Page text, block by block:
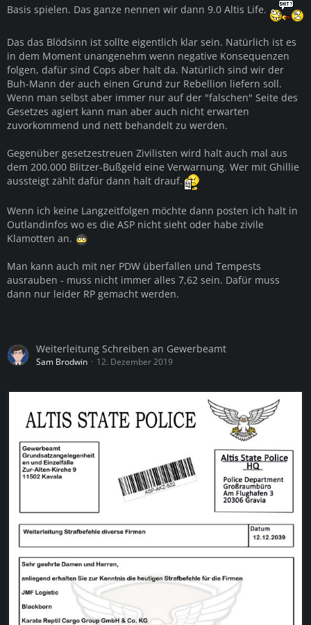
Basis spielen. Das ganze nennen wir dann 9.0 Altis Life.
Das das Blödsinn ist sollte eigentlich klar sein. Natürlich ist es
in dem Moment unangenehm wenn negative Konsequenzen
folgen, dafür sind Cops aber halt da. Natürlich sind wir der
Buh-Mann der auch einen Grund zur Rebellion liefern soll.
Wenn man selbst aber immer nur auf der "falschen" Seite des
Gesetzes agiert kann man aber auch nicht erwarten
zuvorkommend und nett behandelt zu werden.
Gegenüber gesetzestreuen Zivilisten wird halt auch mal aus
dem 200.000 Blitzer-Bußgeld eine Verwarnung. Wer mit Ghillie
aussteigt zählt dafür dann halt drauf.
Wenn ich keine Langzeitfolgen möchte dann posten ich halt in
Outlandinfos wo es die ASP nicht sieht oder habe zivile
Klamotten an.
Man kann auch mit ner PDW überfallen und Tempests
ausrauben - muss nicht immer alles 7,62 sein. Dafür muss
dann nur leider RP gemacht werden.
Weiterleitung Schreiben an Gewerbeamt
Sam Brodwin 12. Dezember 2019